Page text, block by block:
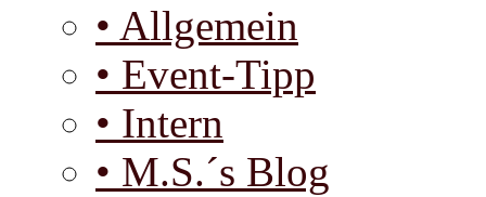
• Allgemein
• Event-Tipp
• Intern
• M.S.´s Blog